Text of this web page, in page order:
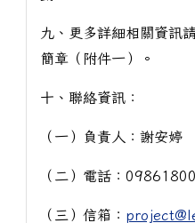
九、更多詳細相關資訊
簡章（附件一）。
十、聯絡資訊：
（一）負責人：謝安婷
（二）電話：
（三）信箱：